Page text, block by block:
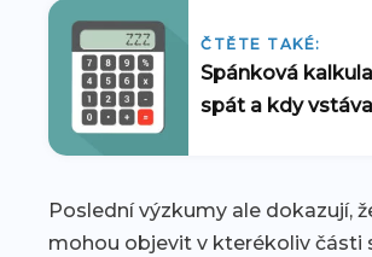
ČTĚTE TAKÉ:
Spánková
spát a kdy
Poslední výzkumy ale dokazují,
mohou objevit v kterékoliv části